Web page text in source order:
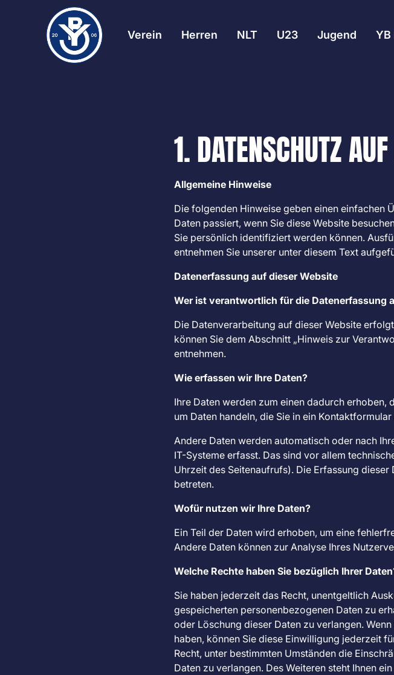
Verein Herren NLT U23 Jugend YB
1. DATENSCHUTZ
Allgemeine Hinweise
Die folgenden Hinweise geben einen einfachen
Daten passiert, wenn Sie diese Website
Sie persönlich identifiziert werden können.
entnehmen Sie unserer unter diesem Text
Datenerfassung auf dieser Website
Wer ist verantwortlich für die Datenerfassung
Die Datenverarbeitung auf dieser Website
können Sie dem Abschnitt „Hinweis zur
entnehmen.
Wie erfassen wir Ihre Daten?
Ihre Daten werden zum einen dadurch erhoben,
um Daten handeln, die Sie in ein
Andere Daten werden automatisch oder nach
IT-Systeme erfasst. Das sind vor allem
Uhrzeit des Seitenaufrufs). Die Erfassung
betreten.
Wofür nutzen wir Ihre Daten?
Ein Teil der Daten wird erhoben, um eine
Andere Daten können zur Analyse Ihres
Welche Rechte haben Sie bezüglich Ihrer
Sie haben jederzeit das Recht, unentgeltlich
gespeicherten personenbezogenen Daten zu
oder Löschung dieser Daten zu verlangen.
haben, können Sie diese Einwilligung jederzeit
Recht, unter bestimmten Umständen die
Daten zu verlangen. Des Weiteren steht Ihnen